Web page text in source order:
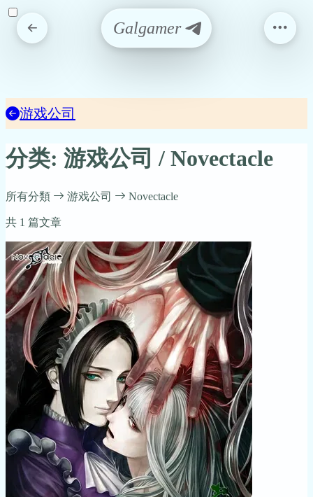
Galgamer
游戏公司
分类: 游戏公司 / Novectacle
所有分類 游戏公司 Novectacle
共 1 篇文章